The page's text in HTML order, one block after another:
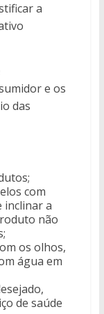
a
e os
das
com
inclinar a
não
os olhos,
água em
de saúde